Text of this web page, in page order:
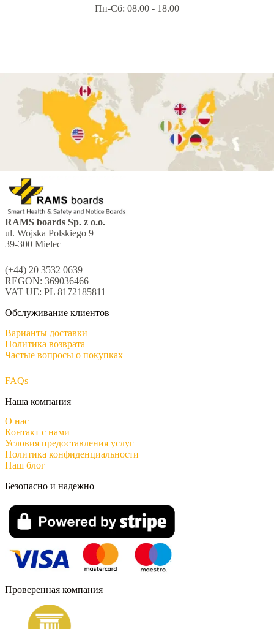
Пн-Сб: 08.00 - 18.00
RAMS boards Sp. z o.o.
ul. Wojska Polskiego 9
39-300 Mielec
(+44) 20 3532 0639
REGON: 369036466
VAT UE: PL 8172185811
Обслуживание клиентов
Варианты доставки
Политика возврата
Частые вопросы о покупках
FAQs
Наша компания
О нас
Контакт с нами
Условия предоставления услуг
Политика конфиденциальности
Наш блог
Проверенная компания
Безопасно и надежно